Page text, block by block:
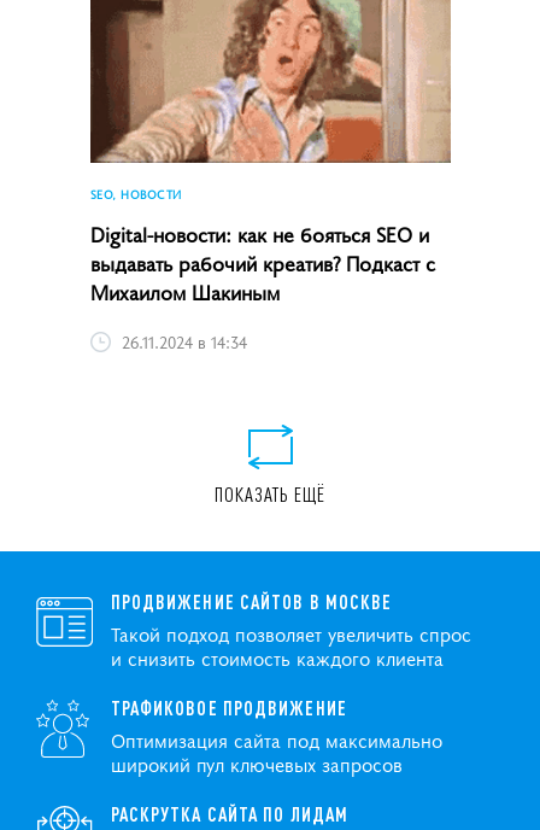
SEO, НОВОСТИ
Digital-новости: как не бояться SEO и
выдавать рабочий креатив? Подкаст с
Михаилом Шакиным
26.11.2024 в 14:34
ПОКАЗАТЬ ЕЩЁ
ПРОДВИЖЕНИЕ САЙТОВ В МОСКВЕ
Такой подход позволяет увеличить спрос
и снизить стоимость каждого клиента
ТРАФИКОВОЕ ПРОДВИЖЕНИЕ
Оптимизация сайта под максимально
широкий пул ключевых запросов
РАСКРУТКА САЙТА ПО ЛИДАМ